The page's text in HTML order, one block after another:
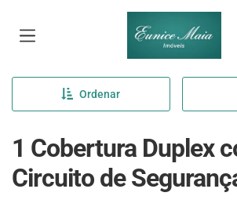
Página inicial
Ordenar
1 Cobertura Duplex
Circuito de